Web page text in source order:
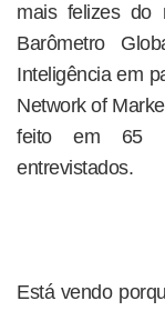
mais felizes do
Barômetro
Inteligência em
Network of
feito em 65
entrevistados.
Está vendo